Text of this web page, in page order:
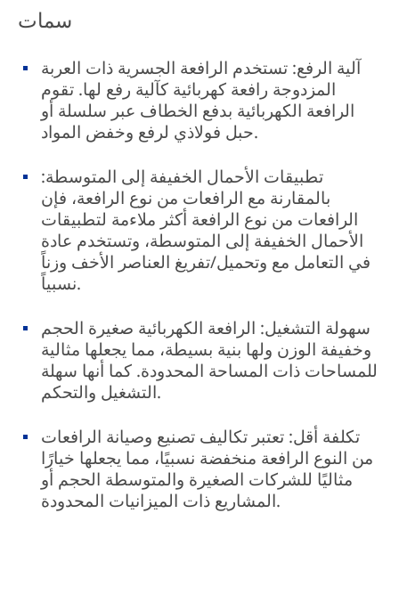
سمات
آلية الرفع: تستخدم الرافعة الجسرية ذات العربة
المزدوجة رافعة كهربائية كآلية رفع لها. تقوم
الرافعة الكهربائية بدفع الخطاف عبر سلسلة أو
حبل فولاذي لرفع وخفض المواد.
تطبيقات الأحمال الخفيفة إلى المتوسطة:
بالمقارنة مع الرافعات من نوع الرافعة، فإن
الرافعات من نوع الرافعة أكثر ملاءمة لتطبيقات
الأحمال الخفيفة إلى المتوسطة، وتستخدم عادة
في التعامل مع وتحميل/تفريغ العناصر الأخف وزناً
نسبياً.
سهولة التشغيل: الرافعة الكهربائية صغيرة الحجم
وخفيفة الوزن ولها بنية بسيطة، مما يجعلها مثالية
للمساحات ذات المساحة المحدودة. كما أنها سهلة
التشغيل والتحكم.
تكلفة أقل: تعتبر تكاليف تصنيع وصيانة الرافعات
من النوع الرافعة منخفضة نسبيًا، مما يجعلها خيارًا
مثاليًا للشركات الصغيرة والمتوسطة الحجم أو
المشاريع ذات الميزانيات المحدودة.